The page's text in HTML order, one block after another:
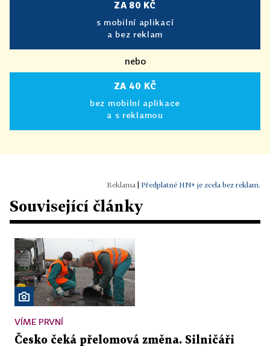
ZA 80 KČ
s mobilní aplikací
a bez reklam
nebo
ZA 40 KČ
bez mobilní aplikace
a s reklamou
Předplatné HN+ je zcela bez reklam.
Související články
VÍME PRVNÍ
Česko čeká přelomová změna. Silničáři